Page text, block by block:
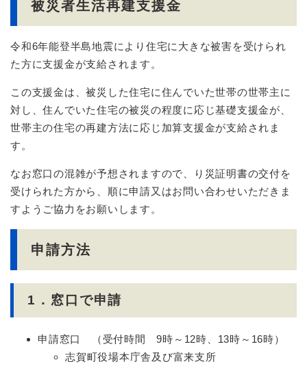
被災者生活再建支援金
令和6年能登半島地震により住宅に大きな被害を受けられ
た方に支援金が支給されます。
この支援金は、被災した住宅に住んでいた世帯の世帯主に
対し、住んでいた住宅の被災の程度に応じ基礎支援金が、
世帯主の住宅の再建方法に応じ加算支援金が支給されま
す。
なお窓口の混雑が予想されますので、り災証明書の交付を
受けられた方から、順に申請又はお問い合わせいただきま
すようご協力をお願いします。
申請方法
1．窓口で申請
申請窓口 （受付時間 9時～12時、13時～16時）
志賀町役場本庁舎及び富来支所